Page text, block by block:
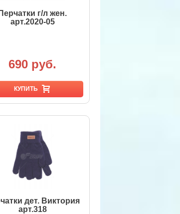
Перчатки г/л жен.
арт.2020-05
690 руб.
КУПИТЬ
дет. Виктория
арт.318